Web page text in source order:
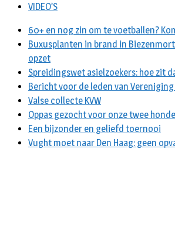
VIDEO’S
60+ en nog zin om te voetballen?
Buxusplanten in brand in
opzet
Spreidingswet asielzoekers: hoe zit
Bericht voor de leden van Vereniging
Valse collecte KVW
Oppas gezocht voor onze twee
Een bijzonder en geliefd toernooi
Vught moet naar Den Haag: geen